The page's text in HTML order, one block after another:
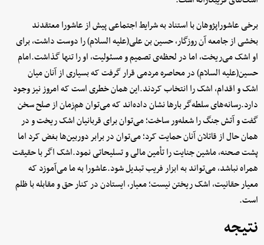
برخی عاشوراپژوهان با استناد به شرایط اجتماعی پیش از عاشورا معتقدند
بخشی از جامعه آن روزگار، حسین بن علی(علیه السلام) را دوست داشت، برای
او اشک می‌ریخت، اما در لحظه‌ی تصمیم و مسئولیت، او را تنها گذاشت.امام
حسین(علیه السلام) در محاصره مردمی قرار گرفت که بسیاری از آنان میان
اشک و اقدام، اشک را انتخاب کردند.این همان خطری است که امروز نیز وجود
دارد.رسانه‌های سلطه‌گر بارها نشان داده‌اند که می‌توان هم‌زمان از صلح سخن
گفت و آتش جنگ را شعله‌ور ساخت؛ می‌توان برای قربانیان اشک ریخت و در
همان حال از قاتلان آنان حمایت کرد؛ می‌توان در برابر دوربین‌ها بغض کرد اما
پشت صحنه، ماشین جنایت را تأمین مالی و تسلیحاتی نمود.اشک اگر با حقیقت
همراه نباشد، می‌تواند به ابزار فریب تبدیل شود.عاشورا به ما می‌آموزد که
معیار حقانیت، اشک ریختن نیست؛ معیار، ایستادن در کنار حق و مقابله با ظلم
است.
نتیجه